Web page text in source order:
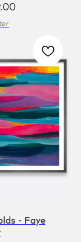
- Faye